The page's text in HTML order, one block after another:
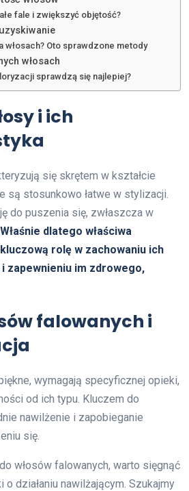
fale i zwiększyć objętość?
włosach? Oto sprawdzone metody
włosach
sprawdzą się najlepiej?
i ich
się skrętem w kształcie
są stosunkowo łatwe w stylizacji.
do puszenia się, zwłaszcza w
Właśnie dlatego właściwa
rolę w zachowaniu ich
zapewnieniu im zdrowego,
falowanych i
wymagają specyficznej opieki,
od ich typu. Kluczem do
nawilżenie i zapobieganie
się.
włosów falowanych, warto sięgnąć
działaniu nawilżającym. Szukajmy